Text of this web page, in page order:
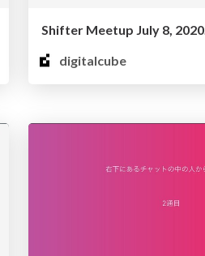
Shifter Meetup July 8, 2020.
digitalcube